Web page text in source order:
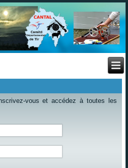
vous et accédez à toutes les